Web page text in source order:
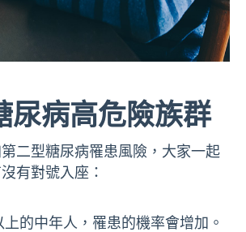
尿病高危險族群
二型糖尿病罹患風險，大家一起
有對號入座：
的中年人，罹患的機率會增加。